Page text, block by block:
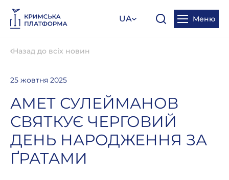
UA Меню
Назад до всіх новин
25 жовтня 2025
АМЕТ СУЛЕЙМАНОВ
СВЯТКУЄ ЧЕРГОВИЙ
ДЕНЬ НАРОДЖЕННЯ ЗА
ҐРАТАМИ